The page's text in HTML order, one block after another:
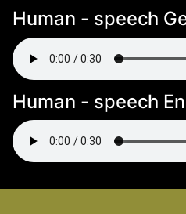
Human - speech
Human - speech